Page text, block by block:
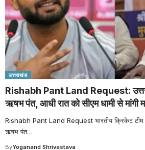
उत्तराखंड
Rishabh Pant Land Request:
ऋषभ पंत, आधी रात को सीएम धामी से मांगी
Rishabh Pant Land Request भारतीय क्रिकेट टीम
ऋषभ पंत…
ByYoganand Shrivastava